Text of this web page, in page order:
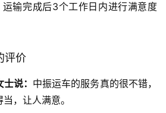
输完成后3个工作日内进行满意度
评价
说： 中振运车的服务真的很不错，
，让人满意。